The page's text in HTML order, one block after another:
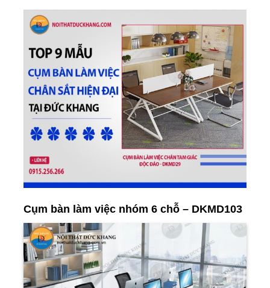
Cụm bàn làm việc nhóm 6 chỗ – DKMD103